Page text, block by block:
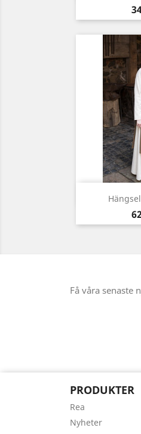

Få våra senaste
PRODUKTER
Rea
Nyheter